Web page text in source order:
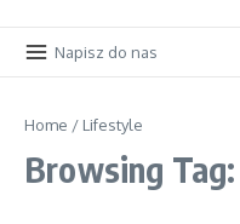
Napisz do nas
Home / Lifestyle
Browsing